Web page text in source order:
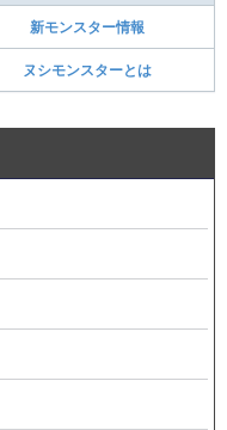
新モンスター情報
ヌシモンスターとは